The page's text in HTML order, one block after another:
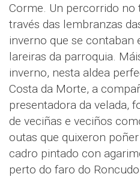
Corme. Un percorrido
través das lembranzas
inverno que se contaban
lareiras da parroquia.
inverno, nesta aldea
Costa da Morte, a
presentadora da velada,
de veciñas e veciños
outas que quixeron
cadro pintado con
perto do faro do